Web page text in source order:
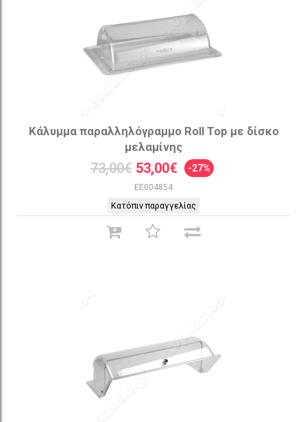
Κάλυμμα παραλληλόγραμμο Roll Top με δίσκο
μελαμίνης
73,00€ 53,00€ -27%
EE004854
Κατόπιν παραγγελίας